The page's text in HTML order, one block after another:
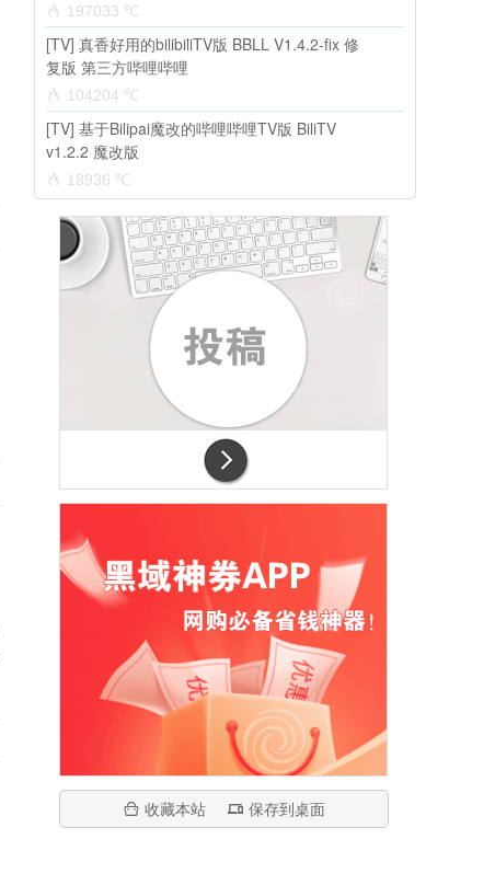
197033 ℃
[TV] 真香好用的bilibiliTV版 BBLL V1.4.2-fix 修
复版 第三方哔哩哔哩
104204 ℃
[TV] 基于Bilipai魔改的哔哩哔哩TV版 BiliTV
v1.2.2 魔改版
18936 ℃
收藏本站 保存到桌面